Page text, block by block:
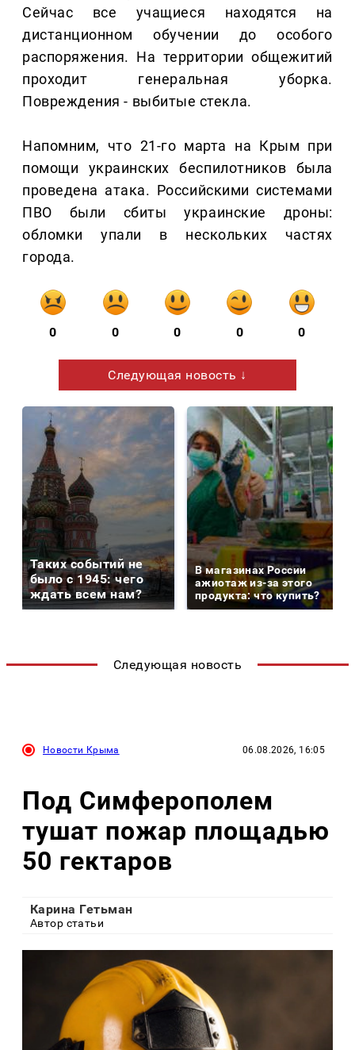
Сейчас все учащиеся находятся на
дистанционном обучении до особого
распоряжения. На территории общежитий
проходит генеральная уборка.
Повреждения - выбитые стекла.
Напомним, что 21-го марта на Крым при
помощи украинских беспилотников была
проведена атака. Российскими системами
ПВО были сбиты украинские дроны:
обломки упали в нескольких частях
города.
0 0 0 0 0
Следующая новость ↓
Таких событий не
было с 1945: чего
ждать всем нам?
В магазинах России
ажиотаж из-за этого
продукта: что купить?
Следующая новость
Новости Крыма 06.08.2026, 16:05
Под Симферополем
тушат пожар площадью
50 гектаров
Карина Гетьман
Автор статьи